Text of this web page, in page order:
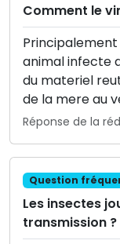
Comment le
animal infecte
du materiel
de la mere au
Réponse de la
Question
Les insectes
transmission ?